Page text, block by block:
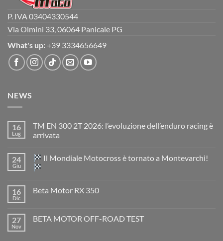
P. IVA 03404330544
Via Olmini 33, 06064 Panicale PG
What's up: +39 3334656649
NEWS
16
Lug
TM EN 300 2T 2026: l’evoluzione dell’enduro racing è
arrivata
su
TM
EN
2026:
è
arrivata
24
Giu
Il Mondiale Motocross è tornato a Montevarchi!
su
Motocross
è
16
Dic
Beta Motor RX 350
Beta
27
Nov
BETA MOTOR OFF-ROAD TEST